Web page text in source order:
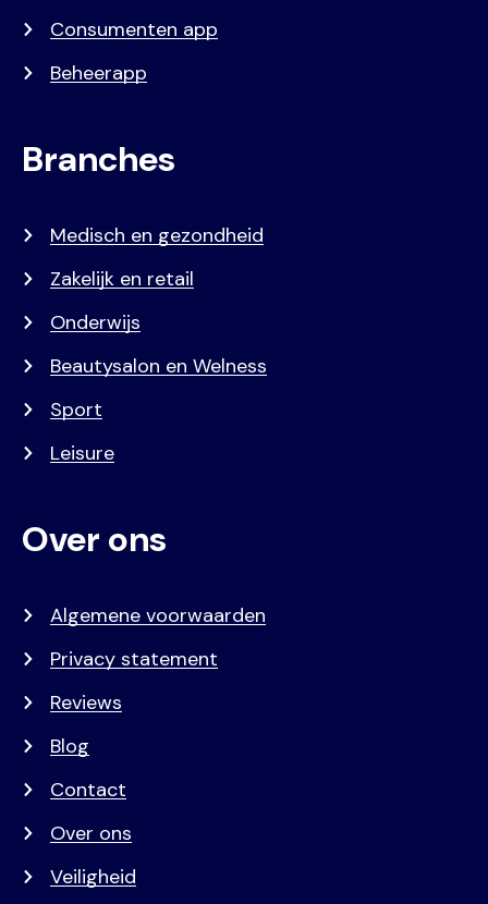
Consumenten app
Beheerapp
Branches
Medisch en gezondheid
Zakelijk en retail
Onderwijs
Beautysalon en Welness
Sport
Leisure
Over ons
Algemene voorwaarden
Privacy statement
Reviews
Blog
Contact
Over ons
Veiligheid